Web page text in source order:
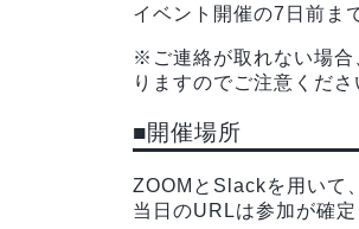
イベント開催の7日前ま
※ご連絡が取れない場合
りますのでご注意くださ
■開催場所
ZOOMとSlackを用いて
当日のURLは参加が確